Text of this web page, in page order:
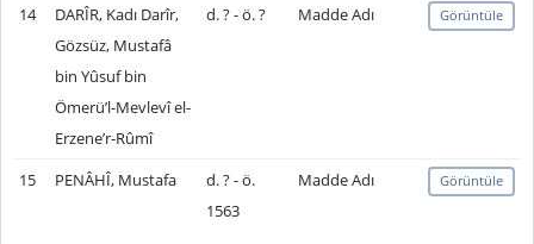
14
DARÎR, Kadı Darîr,
Gözsüz, Mustafâ
bin Yûsuf bin
Ömerü’l-Mevlevî el-
Erzene’r-Rûmî
d. ? - ö. ? Madde Adı Görüntüle
15 PENÂHÎ, Mustafa
d. ? - ö.
1563
Madde Adı Görüntüle